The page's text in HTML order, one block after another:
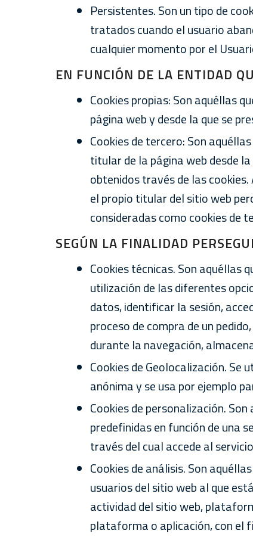
Persistentes. Son un tipo de
tratados cuando el usuario
cualquier momento por el
EN FUNCIÓN DE LA ENTIDAD
Cookies propias: Son aquéllas
página web y desde la que se
Cookies de tercero: Son
titular de la página web desde
obtenidos través de las
el propio titular del sitio web
consideradas como cookies de
SEGÚN LA FINALIDAD
Cookies técnicas. Son aquéllas
utilización de las diferentes
datos, identificar la sesión,
proceso de compra de un
durante la navegación,
Cookies de Geolocalización. Se
anónima y se usa por ejemplo
Cookies de personalización.
predefinidas en función de una
través del cual accede al
Cookies de análisis. Son
usuarios del sitio web al que
actividad del sitio web,
plataforma o aplicación, con el